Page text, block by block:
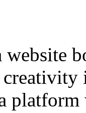
website